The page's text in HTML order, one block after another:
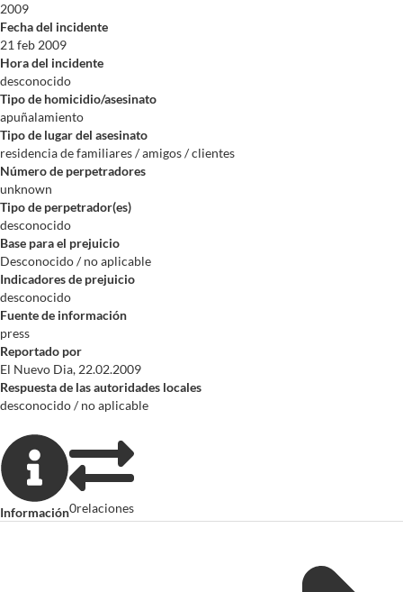
2009
Fecha del incidente
21 feb 2009
Hora del incidente
desconocido
Tipo de homicidio/asesinato
apuñalamiento
Tipo de lugar del asesinato
residencia de familiares / amigos / clientes
Número de perpetradores
unknown
Tipo de perpetrador(es)
desconocido
Base para el prejuicio
Desconocido / no aplicable
Indicadores de prejuicio
desconocido
Fuente de información
press
Reportado por
El Nuevo Dia, 22.02.2009
Respuesta de las autoridades locales
desconocido / no aplicable
Información0relaciones